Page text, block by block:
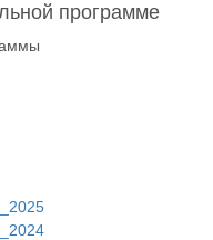
программе